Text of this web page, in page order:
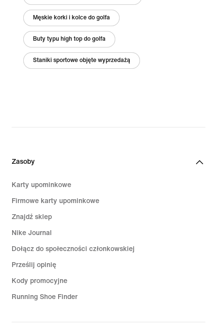
Męskie korki i kolce do golfa
Buty typu high top do golfa
Staniki sportowe objęte wyprzedażą
Zasoby
Karty upominkowe
Firmowe karty upominkowe
Znajdź sklep
Nike Journal
Dołącz do społeczności członkowskiej
Prześlij opinię
Kody promocyjne
Running Shoe Finder